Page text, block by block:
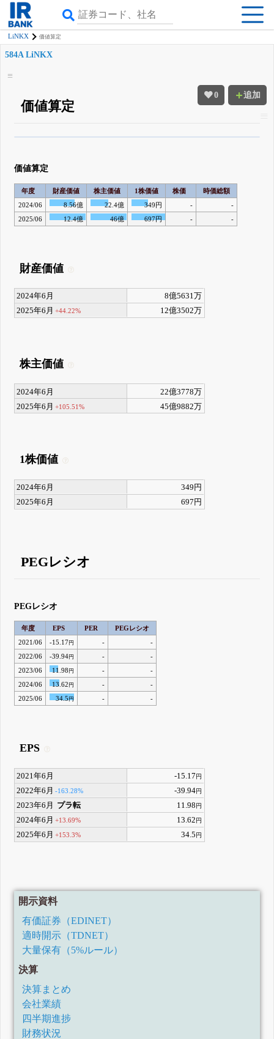
LiNKX 価値算定
0 追加
584A LiNKX
価値算定
登録すると永久30%OFFと米株版の先行利用も付きます
価値算定
年度 財産価値 株主価値 1株価値 株価
時価総額
2024/06
8.56億 22.4億 349円 -
-
2025/06
12.4億 46億 697円 - -
財産価値
2024年6月
8億5631万
2025年6月 +44.22% 12億3502万
株主価値
2024年6月
22億3778万
2025年6月 +105.51% 45億9882万
1株価値
2024年6月
349円
2025年6月
697円
PEGレシオ
PEGレシオ
年度 EPS PER
PEGレシオ
2021/06
-15.17円 -
-
2022/06
-39.94円 -
-
2023/06
11.98 円 -
-
2024/06
13.62 円 -
-
2025/06
34.5円 - -
EPS
2021年6月 -15.17円
2022年6月 -163.28% -39.94円
2023年6月 プラ転 11.98円
2024年6月 +13.69% 13.62円
2025年6月 +153.3% 34.5円
開示資料
有価証券（EDINET）
適時開示（TDNET）
大量保有（5%ルール）
決算
決算まとめ
会社業績
四半期進捗
財務状況